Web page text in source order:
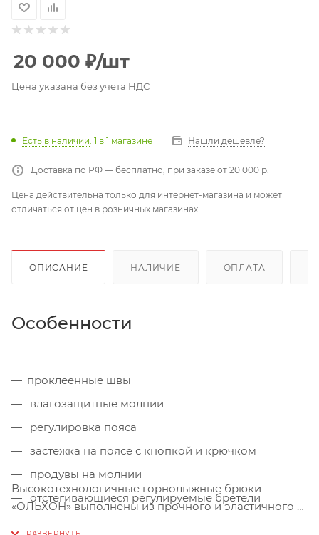
20 000 ₽/шт
Цена указана без учета НДС
Есть в наличии: 1 в 1 магазине Нашли дешевле?
Доставка по РФ — бесплатно, при заказе от 20 000 р.
Цена действительна только для интернет-магазина и может
отличаться от цен в розничных магазинах
ОПИСАНИЕ НАЛИЧИЕ ОПЛАТА
Особенности
проклеенные швы
влагозащитные молнии
регулировка пояса
застежка на поясе с кнопкой и крючком
продувы на молнии
отстегивающиеся регулируемые бретели
Высокотехнологичные горнолыжные брюки
«ОЛЬХОН» выполнены из прочного и эластичного 3-